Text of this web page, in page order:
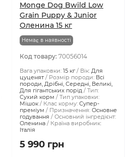
Monge Dog Bwild Low
Grain Puppy & Junior
Оленина 15 кг
Немає в наявності
Код товару: 70056014
Вага упаковки: 15 кг Вік: Для
цуценят
Розмір породи: Всі
породи, Дрібні, Середні, Великі,
Для гігантських порід
Тип:
Сухий корм
Тип упаковки:
Мішок
Клас корму: Супер-
преміум
Призначення: Основне
годування
Основний інгредієнт:
Оленина
Країна виробник:
Італія
5 990 грн